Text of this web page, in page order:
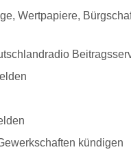
Wertpapiere,
kündigen